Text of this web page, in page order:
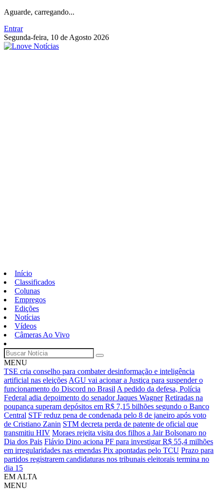
Aguarde, carregando...
Entrar
Segunda-feira, 10 de Agosto 2026
Início
Classificados
Colunas
Empregos
Edições
Notícias
Vídeos
Câmeras Ao Vivo
MENU
TSE cria conselho para combater desinformação e inteligência
artificial nas eleições AGU vai acionar a Justiça para suspender o
funcionamento do Discord no Brasil A pedido da defesa, Polícia
Federal adia depoimento do senador Jaques Wagner Retiradas na
poupança superam depósitos em R$ 7,15 bilhões segundo o Banco
Central STF reduz pena de condenada pelo 8 de janeiro após voto
de Cristiano Zanin STM decreta perda de patente de oficial que
transmitiu HIV Moraes rejeita visita dos filhos a Jair Bolsonaro no
Dia dos Pais Flávio Dino aciona PF para investigar R$ 55,4 milhões
em irregularidades nas emendas Pix apontadas pelo TCU Prazo para
partidos registrarem candidaturas nos tribunais eleitorais termina no
dia 15
EM ALTA
MENU